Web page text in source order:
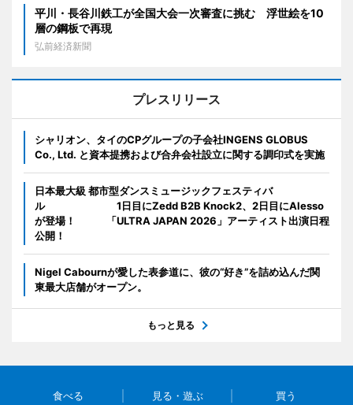
平川・長谷川鉄工が全国大会一次審査に挑む 浮世絵を10
層の鋼板で再現
弘前経済新聞
プレスリリース
シャリオン、タイのCPグループの子会社INGENS GLOBUS
Co., Ltd. と資本提携および合弁会社設立に関する調印式を実施
日本最大級 都市型ダンスミュージックフェスティバ
ル 1日目にZedd B2B Knock2、2日目にAlesso
が登場！ 「ULTRA JAPAN 2026」アーティスト出演日程
公開！
Nigel Cabournが愛した表参道に、彼の“好き”を詰め込んだ関
東最大店舗がオープン。
もっと見る
食べる 見る・遊ぶ 買う